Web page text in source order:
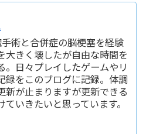
術と合併症の脳梗塞を経験
大きく壊したが自由な時間を
。日々プレイしたゲームやリ
録をこのブログに記録。体調
新が止まりますが更新できる
ていきたいと思っています。